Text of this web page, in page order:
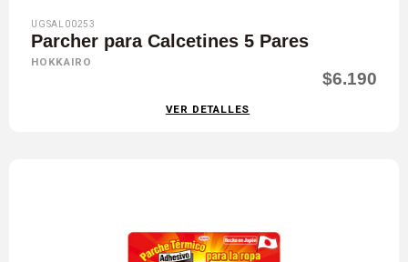
UGSAL00253
Parcher para Calcetines 5 Pares
HOKKAIRO
$6.190
VER DETALLES